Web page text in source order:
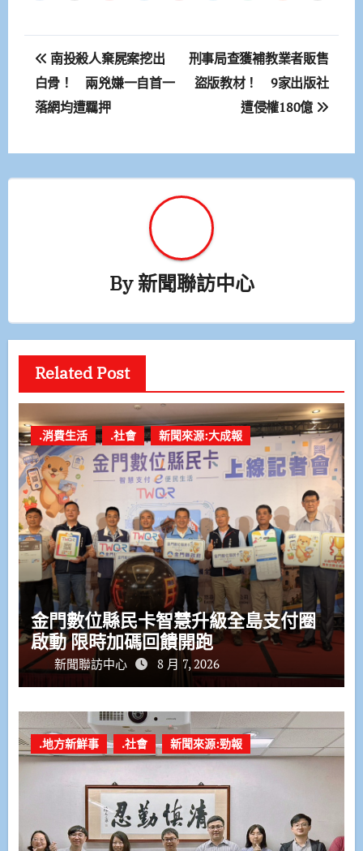
文
章
導
覽
南投殺人棄屍案挖出
白骨！ 兩兇嫌一自首一
落網均遭羈押
刑事局查獲補教業者販售
盜版教材！ 9家出版社
遭侵權180億
By新聞聯訪中心
Related Post
.消費生活 .社會 新聞來源:大成報
金門數位縣民卡智慧升級全島支付圈
啟動 限時加碼回饋開跑
新聞聯訪中心 8 月 7, 2026
.地方新鮮事 .社會 新聞來源:勁報